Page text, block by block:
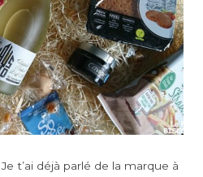
Je t’ai déjà parlé de la marque à